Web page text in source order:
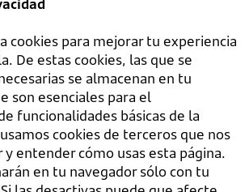
cookies para mejorar tu experiencia
De estas cookies, las que se
se almacenan en tu
son esenciales para el
funcionalidades básicas de la
cookies de terceros que nos
y entender cómo usas esta página.
en tu navegador sólo con tu